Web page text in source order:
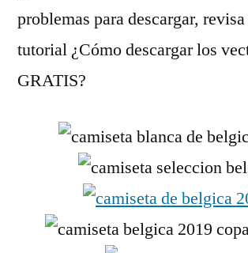
problemas para descargar,
tutorial ¿Cómo descargar los
GRATIS?